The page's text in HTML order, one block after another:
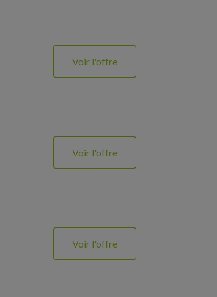
Voir l'offre
Voir l'offre
Voir l'offre